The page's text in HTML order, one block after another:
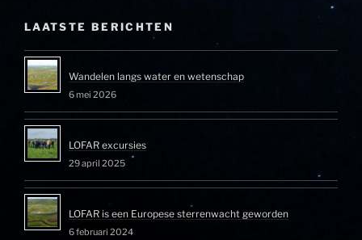
LAATSTE BERICHTEN
Wandelen langs water en wetenschap
6 mei 2026
LOFAR excursies
29 april 2025
LOFAR is een Europese sterrenwacht geworden
6 februari 2024